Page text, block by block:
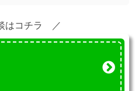
はコチラ ／